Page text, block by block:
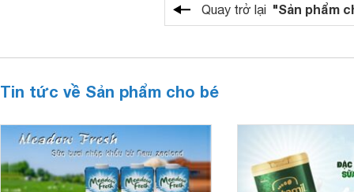
Quay trở lại "Sản phẩm
Tin tức về Sản phẩm cho bé